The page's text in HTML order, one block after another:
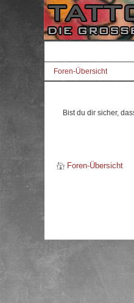
Foren-Übersicht
Bist du dir sicher,
Foren-Übersicht